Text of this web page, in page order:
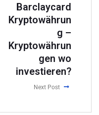
Barclaycard
Kryptowährun
g –
Kryptowährun
gen wo
investieren?
Next Post